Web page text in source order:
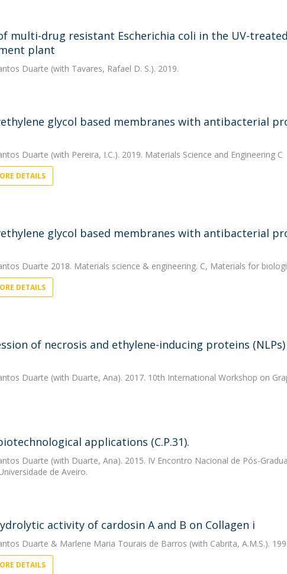
multi-drug resistant Escherichia coli in the UV-
plant
Duarte (with Tavares, Rafael D. S.). 2019.
glycol based membranes with antibacterial
Duarte (with Pereira, I.C.). 2019. Materials Science and Engineering C
DETAILS
glycol based membranes with antibacterial
Duarte 2018. Materials science & engineering. C, Materials for
DETAILS
of necrosis and ethylene-inducing proteins
Duarte (with Duarte, Ana). 2017. 10th International Workshop on
applications (C.P.31).
Duarte (with Duarte, Ana). 2015. IV Encontro Nacional de Pós-
de Aveiro.
activity of cardosin A and B on Collagen i
Duarte & Marlene Maria Tourais de Barros (with Cabrita, A.M.S.).
DETAILS